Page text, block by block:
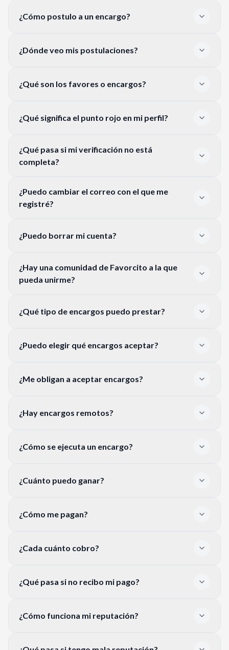
¿Cómo postulo a un encargo?
¿Dónde veo mis postulaciones?
¿Qué son los favores o encargos?
¿Qué significa el punto rojo en mi perfil?
¿Qué pasa si mi verificación no está
completa?
¿Puedo cambiar el correo con el que me
registré?
¿Puedo borrar mi cuenta?
¿Hay una comunidad de Favorcito a la que
pueda unirme?
¿Qué tipo de encargos puedo prestar?
¿Puedo elegir qué encargos aceptar?
¿Me obligan a aceptar encargos?
¿Hay encargos remotos?
¿Cómo se ejecuta un encargo?
¿Cuánto puedo ganar?
¿Cómo me pagan?
¿Cada cuánto cobro?
¿Qué pasa si no recibo mi pago?
¿Cómo funciona mi reputación?